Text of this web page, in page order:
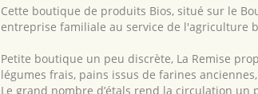
Cette boutique de produits Bios, situé sur le
entreprise familiale au service de l'agriculture
Petite boutique un peu discrète, La Remise
légumes frais, pains issus de farines
Le grand nombre d’étals rend la circulation un